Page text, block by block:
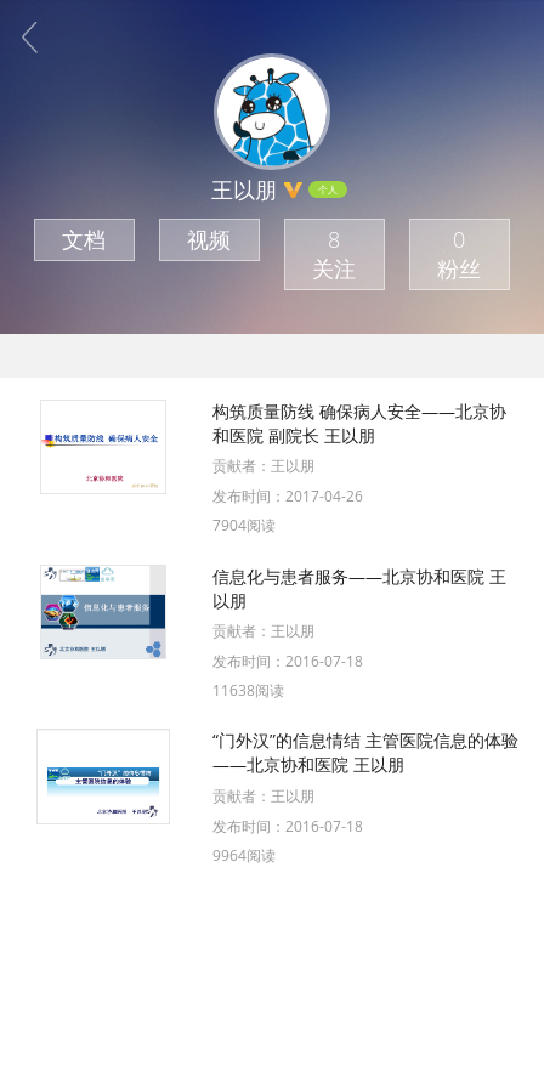
王以朋 个人
文档 视频
8
关注
0
粉丝
构筑质量防线 确保病人安全——北京协
和医院 副院长 王以朋
贡献者： 王以朋
发布时间： 2017-04-26
7904阅读
信息化与患者服务——北京协和医院 王
以朋
贡献者： 王以朋
发布时间： 2016-07-18
11638阅读
“门外汉”的信息情结 主管医院信息的体验
——北京协和医院 王以朋
贡献者： 王以朋
发布时间： 2016-07-18
9964阅读